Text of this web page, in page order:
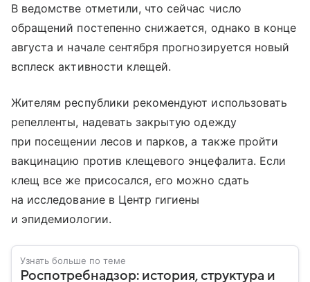
В ведомстве отметили, что сейчас число
обращений постепенно снижается, однако в конце
августа и начале сентября прогнозируется новый
всплеск активности клещей.
Жителям республики рекомендуют использовать
репелленты, надевать закрытую одежду
при посещении лесов и парков, а также пройти
вакцинацию против клещевого энцефалита. Если
клещ все же присосался, его можно сдать
на исследование в Центр гигиены
и эпидемиологии.
Узнать больше по теме
Роспотребнадзор: история, структура и